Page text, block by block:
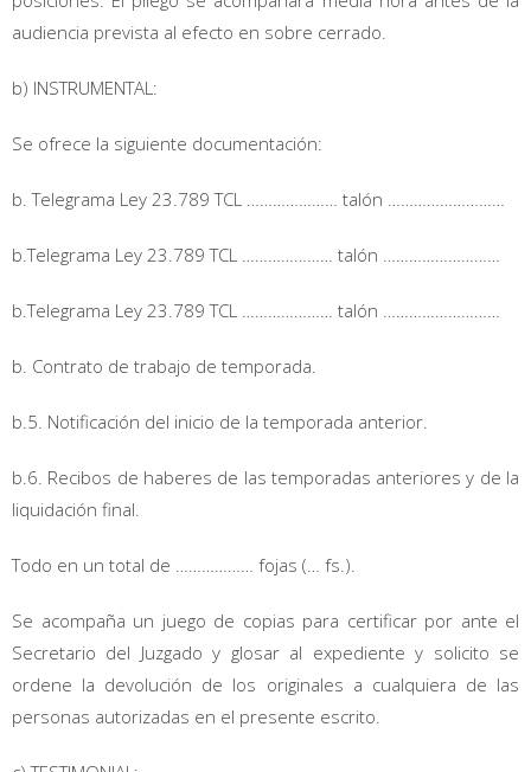
audiencia prevista al efecto en sobre cerrado.
b) INSTRUMENTAL:
Se ofrece la siguiente documentación:
b. Telegrama Ley 23.789 TCL ………………… talón ………………………
b.Telegrama Ley 23.789 TCL ………………… talón ………………………
b.Telegrama Ley 23.789 TCL ………………… talón ………………………
b. Contrato de trabajo de temporada.
b.5. Notificación del inicio de la temporada anterior.
b.6. Recibos de haberes de las temporadas anteriores y de la
liquidación final.
Todo en un total de ……………… fojas (… fs.).
Se acompaña un juego de copias para certificar por ante el
Secretario del Juzgado y glosar al expediente y solicito se
ordene la devolución de los originales a cualquiera de las
personas autorizadas en el presente escrito.